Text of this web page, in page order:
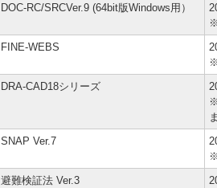
DOC-RC/SRCVer.9 (64bit版Windows用）
FINE-WEBS
DRA-CAD18シリーズ
SNAP Ver.7
避難検証法 Ver.3